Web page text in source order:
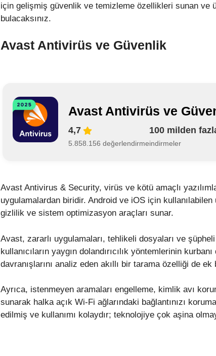
için gelişmiş güvenlik ve temizleme özellikleri sunan ve
bulacaksınız.
Avast Antivirüs ve Güvenlik
Avast Antivirüs ve
4,7
5.858.156 değerlendirme
100 milden
indirmeler
Avast Antivirus & Security, virüs ve kötü amaçlı
uygulamalardan biridir. Android ve iOS için
gizlilik ve sistem optimizasyon araçları sunar.
Avast, zararlı uygulamaları, tehlikeli dosyaları ve
kullanıcıların yaygın dolandırıcılık yöntemlerinin
davranışlarını analiz eden akıllı bir tarama özelliği de
Ayrıca, istenmeyen aramaları engelleme, kimlik avı
sunarak halka açık Wi-Fi ağlarındaki bağlantınızı
edilmiş ve kullanımı kolaydır; teknolojiye çok aşina